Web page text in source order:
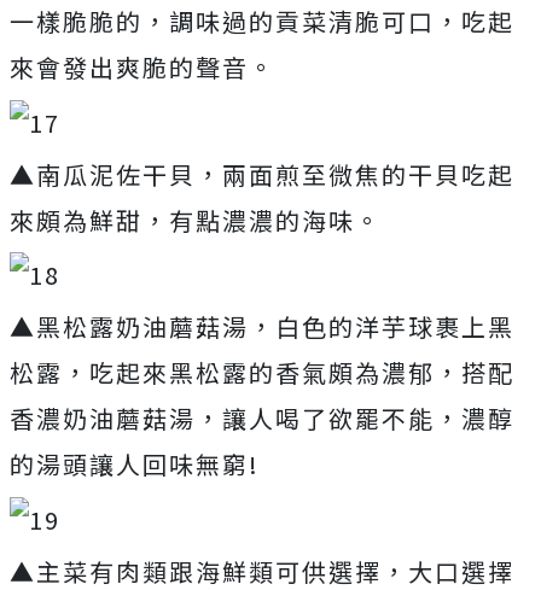
一樣脆脆的，調味過的貢菜清脆可口，吃起
來會發出爽脆的聲音。
▲南瓜泥佐干貝，兩面煎至微焦的干貝吃起
來頗為鮮甜，有點濃濃的海味。
▲黑松露奶油蘑菇湯，白色的洋芋球裹上黑
松露，吃起來黑松露的香氣頗為濃郁，搭配
香濃奶油蘑菇湯，讓人喝了欲罷不能，濃醇
的湯頭讓人回味無窮!
▲主菜有肉類跟海鮮類可供選擇，大口選擇